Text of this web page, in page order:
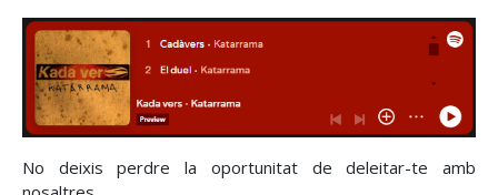
No deixis perdre la oportunitat de deleitar-te amb